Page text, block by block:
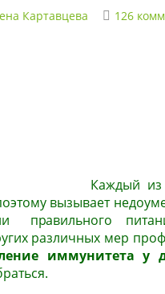
Картавцева 126
Каждый из
вызывает
правильного
различных мер
иммунитета у